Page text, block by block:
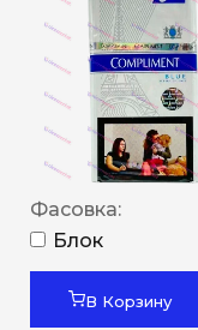
Фасовка:
Блок
В Корзину